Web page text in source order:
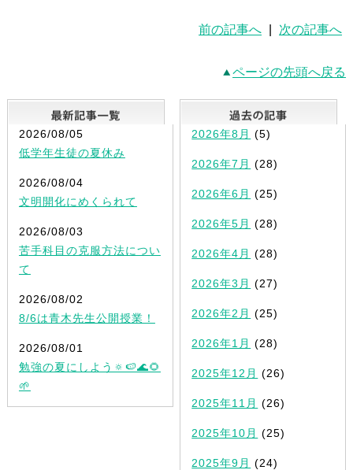
前の記事へ 次の記事へ
ページの先頭へ戻る
最新記事一覧
2026/08/05
低学年生徒の夏休み
2026/08/04
文明開化にめくられて
2026/08/03
苦手科目の克服方法につい
て
2026/08/02
8/6は青木先生公開授業！
2026/08/01
勉強の夏にしよう🔅🍉🌊🌻
🌱
2026年8月 (5)
2026年7月 (28)
2026年6月 (25)
2026年5月 (28)
2026年4月 (28)
2026年3月 (27)
2026年2月 (25)
2026年1月 (28)
2025年12月 (26)
2025年11月 (26)
2025年10月 (25)
2025年9月 (24)